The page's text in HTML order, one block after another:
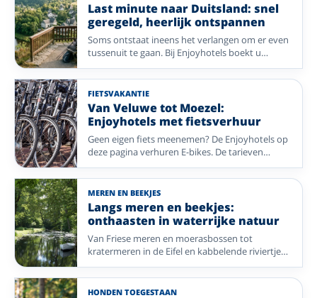
Last minute naar Duitsland: snel
geregeld, heerlijk ontspannen
Soms ontstaat ineens het verlangen om er even
tussenuit te gaan. Bij Enjoyhotels boekt u
eenvoudig een ontspannen vakantie naar
Duitsland, met een comfortabel verblijf, gezellige
sfeer en veel geregeld. Ontdek sfeervolle
bestemmingen en geniet binnenkort al van een
heerlijke vakantie.
FIETSVAKANTIE
Van Veluwe tot Moezel:
Enjoyhotels met fietsverhuur
Geen eigen fiets meenemen? De Enjoyhotels op
deze pagina verhuren E-bikes. De tarieven
verschillen per hotel. Kies een fietsregio in
Nederland of Duitsland, van kust en rivierdal tot
bos en heide.
MEREN EN BEEKJES
Langs meren en beekjes:
onthaasten in waterrijke natuur
Van Friese meren en moerasbossen tot
kratermeren in de Eifel en kabbelende riviertjes
in de Ardennen: vergelijk Enjoyhotels in
waterrijke natuur.
HONDEN TOEGESTAAN